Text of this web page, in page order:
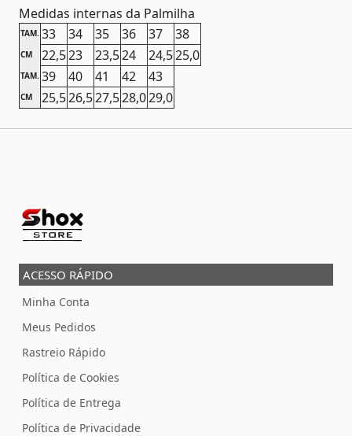
Medidas internas da Palmilha
TAM. 33 34 35 36 37 38
CM 22,523 23,524 24,525,0
TAM. 39 40 41 42 43
CM 25,526,527,528,029,0
ACESSO RÁPIDO
Minha Conta
Meus Pedidos
Rastreio Rápido
Política de Cookies
Política de Entrega
Política de Privacidade